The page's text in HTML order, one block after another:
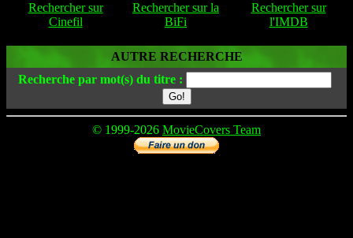
Rechercher sur
Cinefil
Rechercher sur la
BiFi
Rechercher sur
l'IMDB
AUTRE RECHERCHE
Recherche par mot(s) du titre :
© 1999-2026 MovieCovers Team